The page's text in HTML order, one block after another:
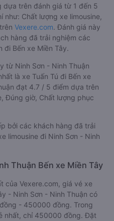
dựa trên đánh giá từ 1 đến 5
Chất lượng xe limousine,
Vexere.com. Đánh giá này
hàng đã trải nghiệm các
đi Bến xe Miền Tây.
từ Ninh Sơn - Ninh Thuận
là xe Tuấn Tú đi Bến xe
đạt 4.7 / 5 điểm dựa trên
Đúng giờ, Chất lượng phục
bởi các khách hàng đã trải
limousine đi Ninh Sơn - Ninh
Thuận Bến xe Miền Tây
của Vexere.com, giá vé xe
- Ninh Sơn - Ninh Thuận có
- 450000 đồng. Trong
nhất, chỉ 450000 đồng. Đặt